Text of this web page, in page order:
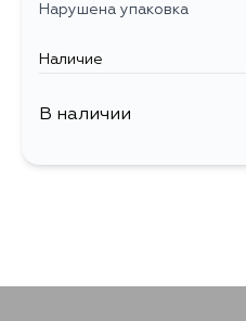
Нарушена упаковка
Наличие
В наличии